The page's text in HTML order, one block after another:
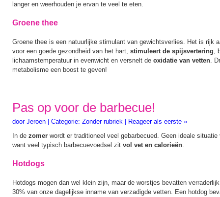
langer en weerhouden je ervan te veel te eten.
Groene thee
Groene thee is een natuurlijke stimulant van gewichtsverlies. Het is rijk
voor een goede gezondheid van het hart, stimuleert de spijsvertering,
lichaamstemperatuur in evenwicht en versnelt de oxidatie van vetten.
metabolisme een boost te geven!
Pas op voor de barbecue!
door Jeroen Categorie: Zonder rubriek
Reageer als eerste »
In de zomer wordt er traditioneel veel gebarbecued. Geen ideale situatie
want veel typisch barbecuevoedsel zit vol vet en calorieën.
Hotdogs
Hotdogs mogen dan wel klein zijn, maar de worstjes bevatten
30% van onze dagelijkse inname van verzadigde vetten. Een hotdog